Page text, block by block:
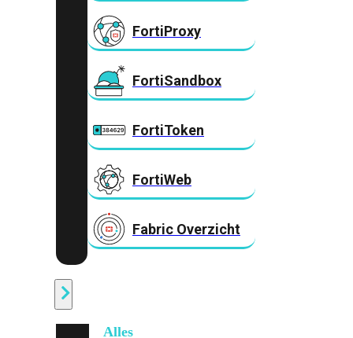
FortiProxy
FortiSandbox
FortiToken
FortiWeb
Fabric Overzicht
Alles